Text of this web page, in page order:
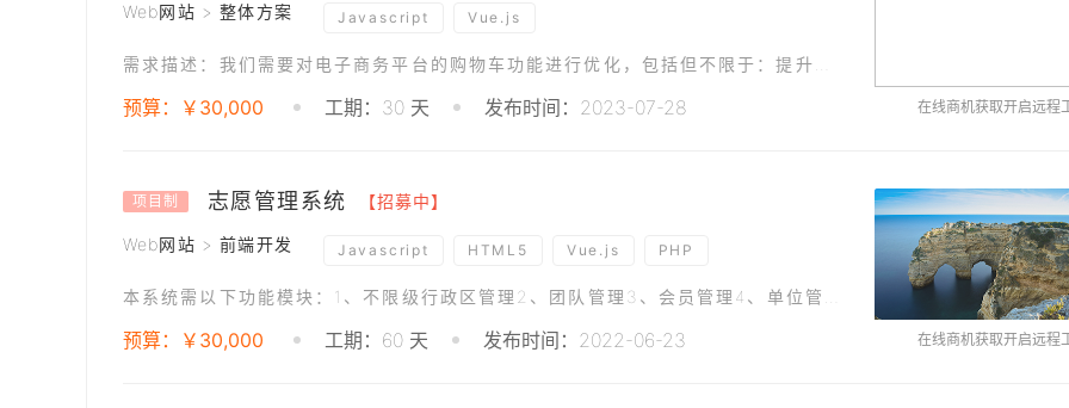
Web网站 > 整体方案 Javascript Vue.js
预算：￥30,000 工期：30 天 发布时间：2023-07-28 在线商机获取开启远程
项目制 志愿管理系统 【招募中】
Web网站 > 前端开发 Javascript HTML5 Vue.js
PHP
预算：￥30,000 工期：60 天 发布时间：2022-06-23 在线商机获取开启远程